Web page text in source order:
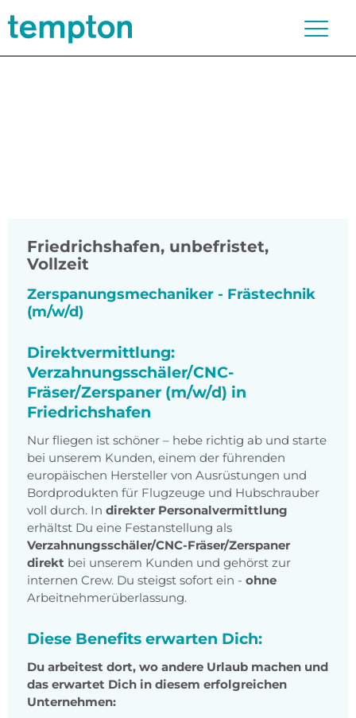
Friedrichshafen, unbefristet,
Vollzeit
Zerspanungsmechaniker - Frästechnik
(m/w/d)
Direktvermittlung:
Verzahnungsschäler/CNC-
Fräser/Zerspaner (m/w/d) in
Friedrichshafen
Nur fliegen ist schöner – hebe richtig ab und starte
bei unserem Kunden, einem der führenden
europäischen Hersteller von Ausrüstungen und
Bordprodukten für Flugzeuge und Hubschrauber
voll durch. In direkter Personalvermittlung
erhältst Du eine Festanstellung als
Verzahnungsschäler/CNC-Fräser/Zerspaner
direkt bei unserem Kunden und gehörst zur
internen Crew. Du steigst sofort ein - ohne
Arbeitnehmerüberlassung.
Diese Benefits erwarten Dich:
Du arbeitest dort, wo andere Urlaub machen und
das erwartet Dich in diesem erfolgreichen
Unternehmen: